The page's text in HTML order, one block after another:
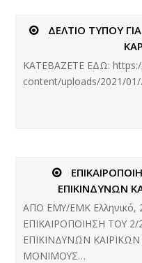
ΔΕΛΤΙΟ ΤΥΠΟΥ
ΚΑΤΕΒΑΖΕΤΕ ΕΔΩ:
content/uploads/2021/
ΕΠΙΚΙΝΔΥΝΩΝ
ΑΠΟ ΕΜΥ/ΕΜΚ Ελληνικό,
ΕΠΙΚΑΙΡΟΠΟΙΗΣΗ ΤΟΥ
ΕΠΙΚΙΝΔΥΝΩΝ
ΜΟΝΙΜΟΥΣ…